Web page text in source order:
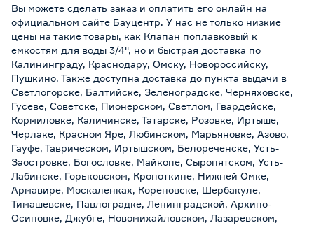
Вы можете сделать заказ и оплатить его онлайн на
официальном сайте Бауцентр. У нас не только низкие
цены на такие товары, как Клапан поплавковый к
емкостям для воды 3/4'', но и быстрая доставка по
Калининграду, Краснодару, Омску, Новороссийску,
Пушкино. Также доступна доставка до пункта выдачи в
Светлогорске, Балтийске, Зеленоградске, Черняховске,
Гусеве, Советске, Пионерском, Светлом, Гвардейске,
Кормиловке, Каличинске, Татарске, Розовке, Иртыше,
Черлаке, Красном Яре, Любинском, Марьяновке, Азово,
Гауфе, Таврическом, Иртышском, Белореченске, Усть-
Заостровке, Богословке, Майкопе, Сыропятском, Усть-
Лабинске, Горьковском, Кропоткине, Нижней Омке,
Армавире, Москаленках, Кореновске, Шербакуле,
Тимашевске, Павлоградке, Ленинградской, Архипо-
Осиповке, Джубге, Новомихайловском, Лазаревском,